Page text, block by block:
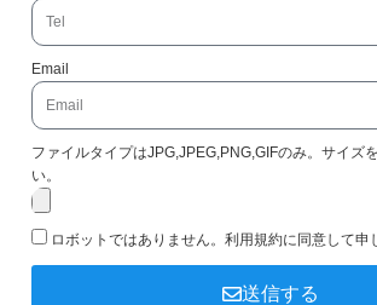
Email
ファイルタイプはJPG,JPEG,PNG,GIFのみ。サイズ
い。
ロボットではありません。利用規約に同意して申
送信する